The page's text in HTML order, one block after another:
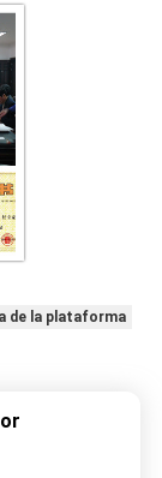
de la plataforma